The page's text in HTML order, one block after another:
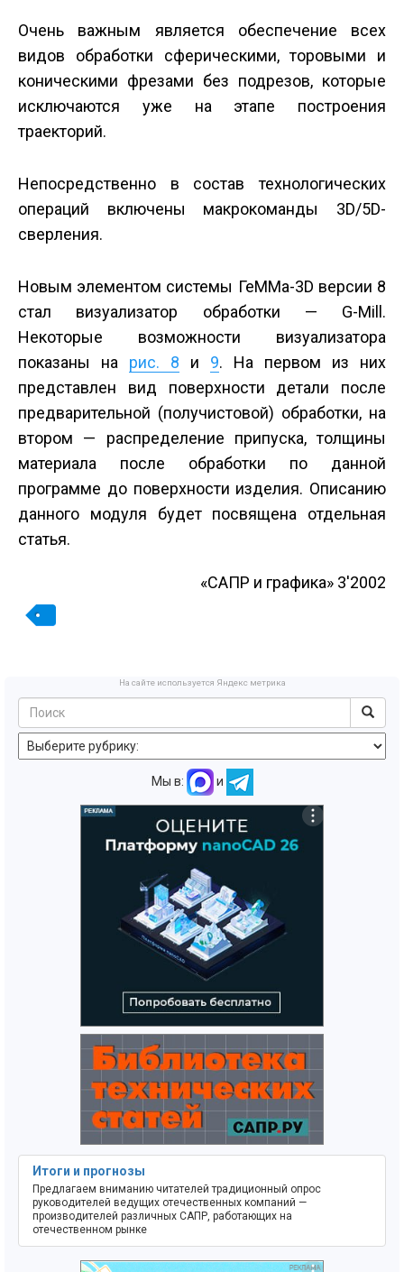
Очень важным является обеспечение всех
видов обработки сферическими, торовыми и
коническими фрезами без подрезов, которые
исключаются уже на этапе построения
траекторий.
Непосредственно в состав технологических
операций включены макрокоманды 3D/5D-
сверления.
Новым элементом системы ГеММа-3D версии 8
стал визуализатор обработки — G-Mill.
Некоторые возможности визуализатора
показаны на рис. 8 и 9. На первом из них
представлен вид поверхности детали после
предварительной (получистовой) обработки, на
втором — распределение припуска, толщины
материала после обработки по данной
программе до поверхности изделия. Описанию
данного модуля будет посвящена отдельная
статья.
«САПР и графика» 3'2002
На сайте используется Яндекс метрика
Мы в: и
Итоги и прогнозы
Предлагаем вниманию читателей традиционный опрос
руководителей ведущих отечественных компаний —
производителей различных САПР, работающих на
отечественном рынке